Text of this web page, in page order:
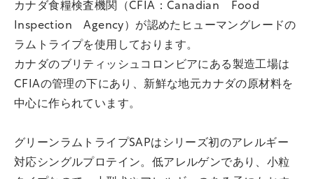
カナダ食糧検査機関（CFIA：Canadian Food
Inspection Agency）が認めたヒューマングレードの
ラムトライプを使用しております。
カナダのブリティッシュコロンビアにある製造工場は
CFIAの管理の下にあり、新鮮な地元カナダの原材料を
中心に作られています。
グリーンラムトライプSAPはシリーズ初のアレルギー
対応シングルプロテイン。低アレルゲンであり、小粒